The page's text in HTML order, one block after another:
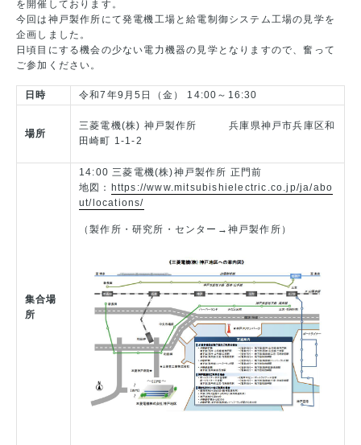
を開催しております。
今回は神戸製作所にて発電機工場と給電制御システム工場の見学を
企画しました。
日頃目にする機会の少ない電力機器の見学となりますので、奮って
ご参加ください。
日時 令和7年9月5日（金） 14:00～16:30
場所
三菱電機(株) 神戸製作所 兵庫県神戸市兵庫区和
田崎町 1-1-2
集合場
所
14:00 三菱電機(株)神戸製作所 正門前
地図： https://www.mitsubishielectric.co.jp/ja/abo
ut/locations/
（製作所・研究所・センター→神戸製作所）